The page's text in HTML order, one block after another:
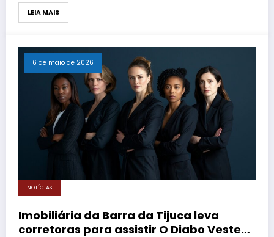
LEIA MAIS
6 de maio de 2026
NOTÍCIAS
Imobiliária da Barra da Tijuca leva
corretoras para assistir O Diabo Veste